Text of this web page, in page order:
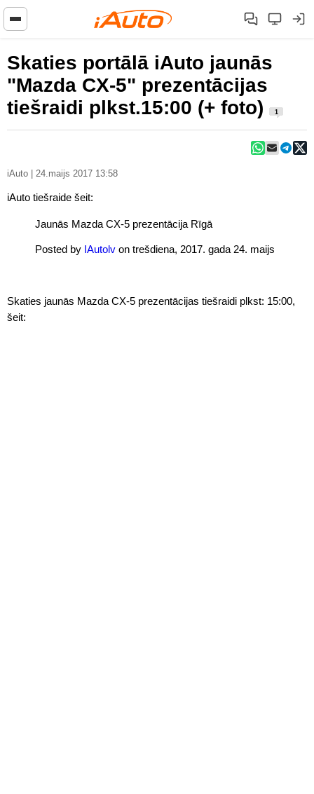
Skaties portālā iAuto jaunās
"Mazda CX-5" prezentācijas
tiešraidi plkst.15:00 (+ foto)
1
iAuto | 24.maijs 2017 13:58
iAuto tiešraide šeit:
Jaunās Mazda CX-5 prezentācija Rīgā
Posted by IAutolv on trešdiena, 2017. gada 24. maijs
Skaties jaunās Mazda CX-5 prezentācijas tiešraidi plkst: 15:00,
šeit: